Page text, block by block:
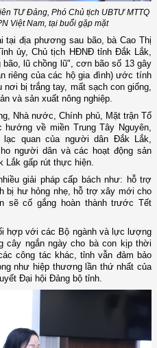
TƯ Đảng, Phó Chủ tịch UBTƯ MTTQ
Việt Nam, tại buổi gặp mặt
tại địa phương sau bão, bà Cao Thị
ủy, Chủ tịch HĐNĐ tỉnh Đắk Lắk,
lũ chồng lũ", cơn bão số 13 gây
riêng của các hộ gia đình) ước tính
nơi bị trắng tay, mất sạch con giống,
và sản xuất nông nghiệp.
Nhà nước, Chính phủ, Mặt trận Tổ
về miền Trung Tây Nguyên,
quan của người dân Đắk Lắk,
người dân và các hoạt động sản
Lắk gấp rút thực hiện.
giải pháp cấp bách như: hỗ trợ
bị hư hỏng nhẹ, hỗ trợ xây mới cho
sẽ cố gắng hoàn thành trước Tết
hợp với các Bộ ngành và lực lượng
cây ngắn ngày cho bà con kịp thời
công tác khác, tỉnh vẫn đảm bảo
như hiệp thương lần thứ nhất của
Đại hội Đảng bộ tỉnh.